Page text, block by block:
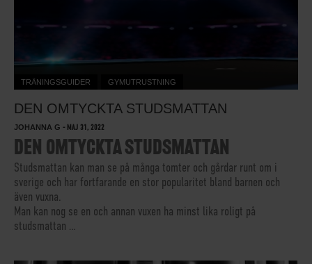
TRÄNINGSGUIDER GYMUTRUSTNING
DEN OMTYCKTA STUDSMATTAN
JOHANNA G - MAJ 31, 2022
DEN OMTYCKTA STUDSMATTAN
Studsmattan kan man se på många tomter och gårdar runt om i
sverige och har fortfarande en stor popularitet bland barnen och
även vuxna.
Man kan nog se en och annan vuxen ha minst lika roligt på
studsmattan …